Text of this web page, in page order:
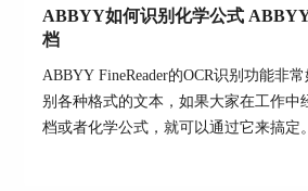
ABBYY如何识别化学公式
档
ABBYY FineReader的OCR识别功能非
别各种格式的文本，如果大家在工作中
档或者化学公式，就可以通过它来搞定
识别化学公式，ABBYY怎么识别复杂